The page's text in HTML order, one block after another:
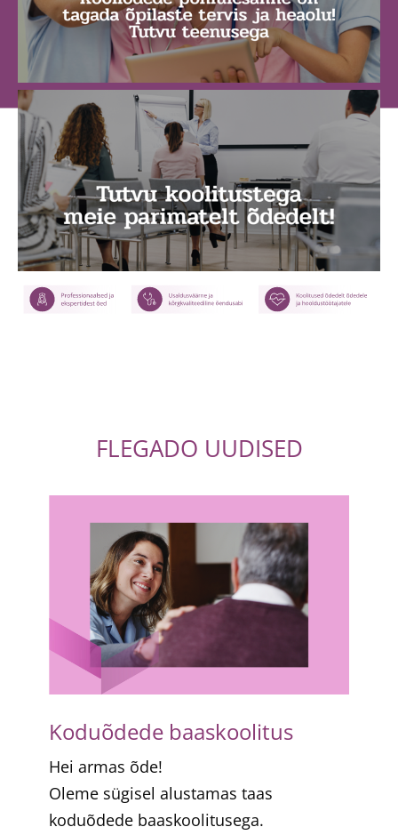
FLEGADO UUDISED
Koduõdede baaskoolitus
Hei armas õde!
Oleme sügisel alustamas taas
koduõdede baaskoolitusega.